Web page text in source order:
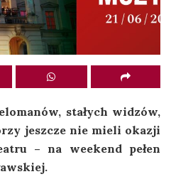
stałych widzów,
jeszcze nie mieli okazji
– na weekend pełen